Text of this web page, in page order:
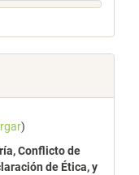
)
Conflicto de
de Ética, y